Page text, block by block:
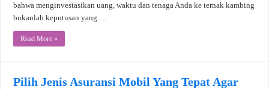
bahwa menginvestasikan uang, waktu dan tenaga Anda ke ternak kambing
bukanlah keputusan yang …
Read More »
Pilih Jenis Asuransi Mobil Yang Tepat Agar